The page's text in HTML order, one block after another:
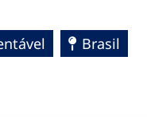
Brasil